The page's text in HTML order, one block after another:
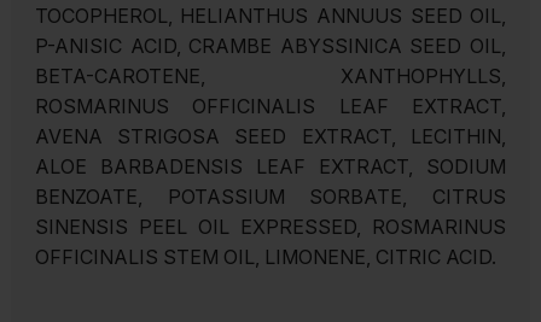
TOCOPHEROL, HELIANTHUS ANNUUS SEED OIL,
P-ANISIC ACID, CRAMBE ABYSSINICA SEED OIL,
BETA-CAROTENE, XANTHOPHYLLS,
ROSMARINUS OFFICINALIS LEAF EXTRACT,
AVENA STRIGOSA SEED EXTRACT, LECITHIN,
ALOE BARBADENSIS LEAF EXTRACT, SODIUM
BENZOATE, POTASSIUM SORBATE, CITRUS
SINENSIS PEEL OIL EXPRESSED, ROSMARINUS
OFFICINALIS STEM OIL, LIMONENE, CITRIC ACID.